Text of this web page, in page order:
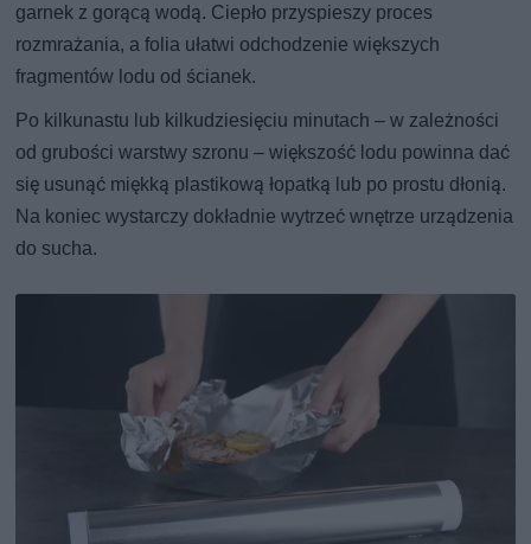
garnek z gorącą wodą. Ciepło przyspieszy proces
rozmrażania, a folia ułatwi odchodzenie większych
fragmentów lodu od ścianek.
Po kilkunastu lub kilkudziesięciu minutach – w zależności
od grubości warstwy szronu – większość lodu powinna dać
się usunąć miękką plastikową łopatką lub po prostu dłonią.
Na koniec wystarczy dokładnie wytrzeć wnętrze urządzenia
do sucha.